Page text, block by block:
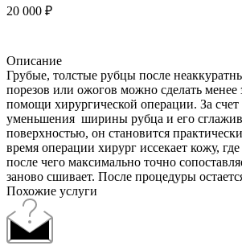
20 000 ₽
Описание
Грубые, толстые рубцы после
порезов или ожогов можно сделать
помощи хирургической операции. За счет
уменьшения ширины рубца и его
поверхностью, он становится
время операции хирург иссекает кожу,
после чего максимально точно
заново сшивает. После процедуры
Похожие услуги